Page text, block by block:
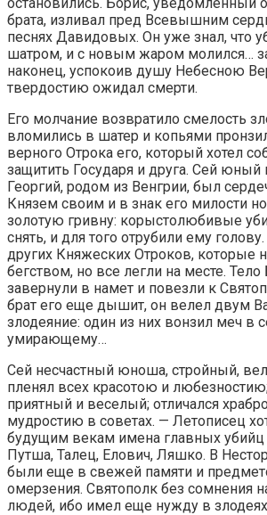
брата, изливал пред Всевышним
песнях Давидовых. Он уже знал, что
шатром, и с новым жаром молился…
наконец, успокоив душу Небесною
твердостию ожидал смерти.
Его молчание возвратило смелость
вломились в шатер и копьями
верного Отрока его, который хотел
защитить Государя и друга. Сей
Георгий, родом из Венгрии, был
Князем своим и в знак его милости
золотую гривну: корыстолюбивые
снять, и для того отрубили ему
других Княжеских Отроков, которые
бегством, но все легли на месте.
завернули в намет и повезли к
брат его еще дышит, он велел двум
злодеяние: один из них вонзил меч в
умирающему…
Сей несчастный юноша, стройный,
пленял всех красотою и
приятный и веселый; отличался
мудростию в советах. — Летописец
будущим векам имена главных убийц
Путша, Талец, Елович, Ляшко. В
были еще в свежей памяти и
омерзения. Святополк без сомнения
людей, ибо имел еще нужду в